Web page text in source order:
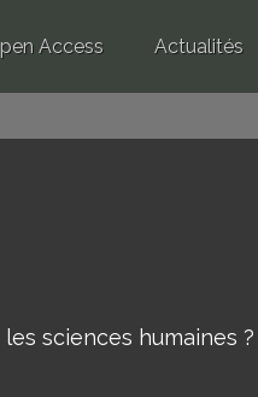
Access Actualités
sciences humaines ?